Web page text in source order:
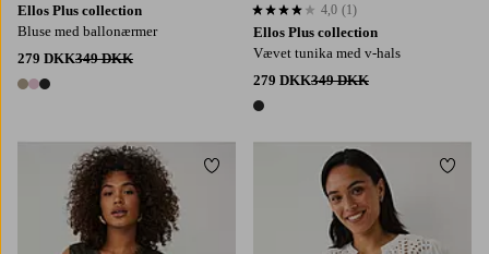
Ellos Plus collection
Bluse med ballonærmer
279 DKK349 DKK
3 farver
Ellos Plus collection
Vævet tunika med v-hals
279 DKK349 DKK
1 farve
4,0 baseret på 1 bedømmelser
4,0 (1)
Tilføj til favoritter
3XL 4XL